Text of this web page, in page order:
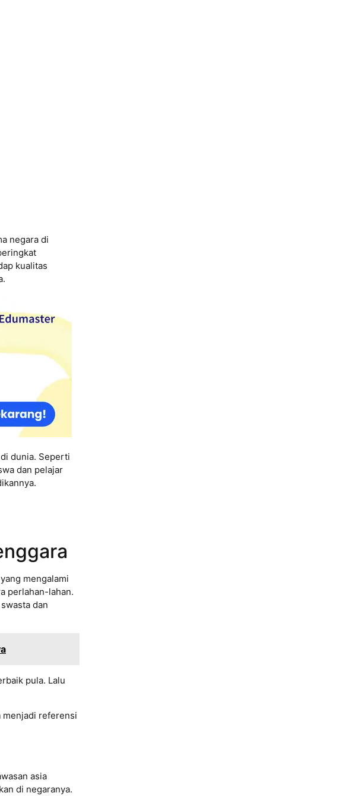
negara di
kualitas
dunia. Seperti
dan pelajar
mengalami
perlahan-lahan.
dan
pula. Lalu
menjadi referensi
asia
di negaranya.